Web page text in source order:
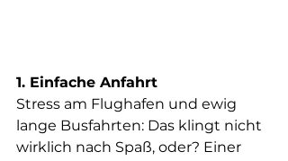
1. Einfache Anfahrt
Stress am Flughafen und ewig
lange Busfahrten: Das klingt nicht
wirklich nach Spaß, oder? Einer